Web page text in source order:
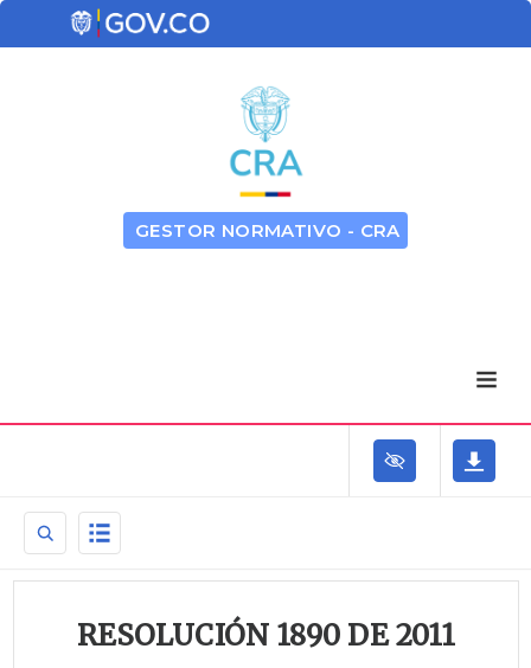
GESTOR NORMATIVO - CRA
RESOLUCIÓN 1890 DE 2011